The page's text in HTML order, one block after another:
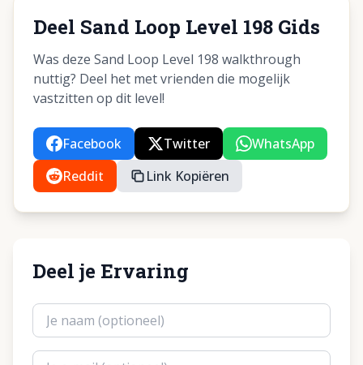
Deel Sand Loop Level 198 Gids
Was deze Sand Loop Level 198 walkthrough
nuttig? Deel het met vrienden die mogelijk
vastzitten op dit level!
Facebook Twitter
WhatsApp
Reddit
Link Kopiëren
Deel je Ervaring